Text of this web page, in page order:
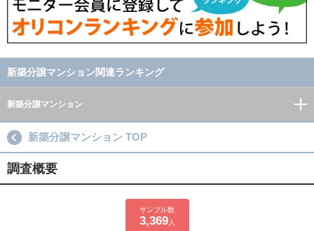
新築分譲マンション関連ランキング
新築分譲マンション
新築分譲マンション TOP
調査概要
サンプル数
3,369人